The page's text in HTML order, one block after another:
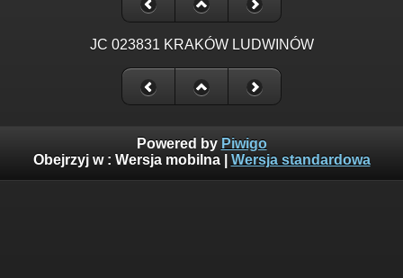
JC 023831 KRAKÓW LUDWINÓW
Powered by Piwigo
Obejrzyj w : Wersja mobilna| Wersja standardowa